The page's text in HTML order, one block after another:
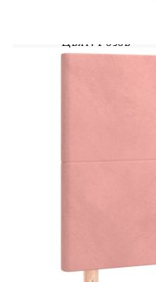
с ръководство за
Цвят: Розов
Ш x В)
1 х Рамка за